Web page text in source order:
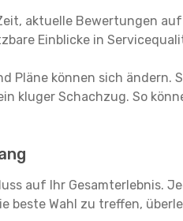
aktuelle Bewertungen
Einblicke in
Pläne können sich
kluger Schachzug. So
auf Ihr Gesamterlebnis.
beste Wahl zu treffen,